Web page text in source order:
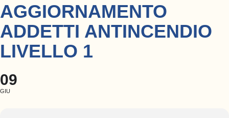
AGGIORNAMENTO
ADDETTI ANTINCENDIO
LIVELLO 1
09
GIU